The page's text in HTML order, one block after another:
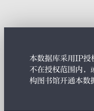
本数据库采用IP
不在授权范围内，
构图书馆开通本数